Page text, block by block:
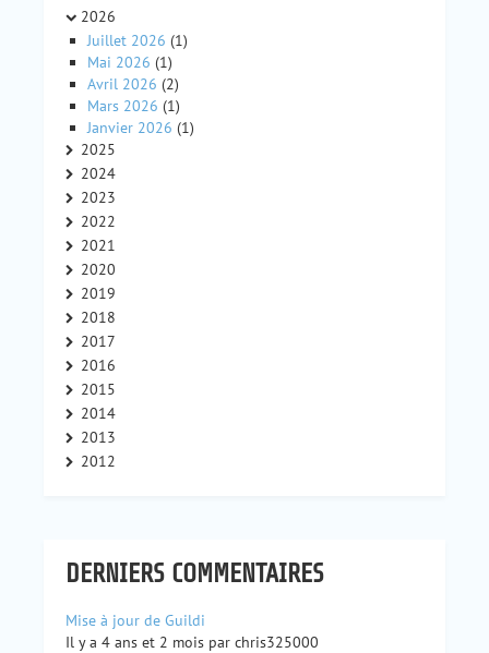
2026
Juillet 2026 (1)
Mai 2026 (1)
Avril 2026 (2)
Mars 2026 (1)
Janvier 2026 (1)
2025
2024
2023
2022
2021
2020
2019
2018
2017
2016
2015
2014
2013
2012
DERNIERS COMMENTAIRES
Mise à jour de Guildi
Il y a 4 ans et 2 mois par chris325000